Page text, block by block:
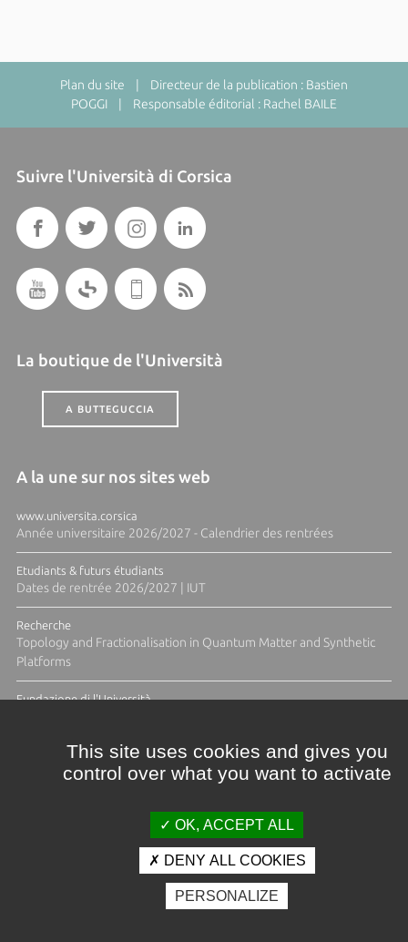
Plan du site | Directeur de la publication : Bastien
POGGI | Responsable éditorial : Rachel BAILE
Suivre l'Università di Corsica
La boutique de l'Università
A BUTTEGUCCIA
A la une sur nos sites web
www.universita.corsica
Année universitaire 2026/2027 - Calendrier des rentrées
Etudiants & futurs étudiants
Dates de rentrée 2026/2027 | IUT
Recherche
Topology and Fractionalisation in Quantum Matter and Synthetic
Platforms
Fundazione di l'Università
Crédits et mentions légales
Espace presse
Photothèque
This site uses cookies and gives you
control over what you want to activate
OK, ACCEPT ALL
DENY ALL COOKIES
PERSONALIZE